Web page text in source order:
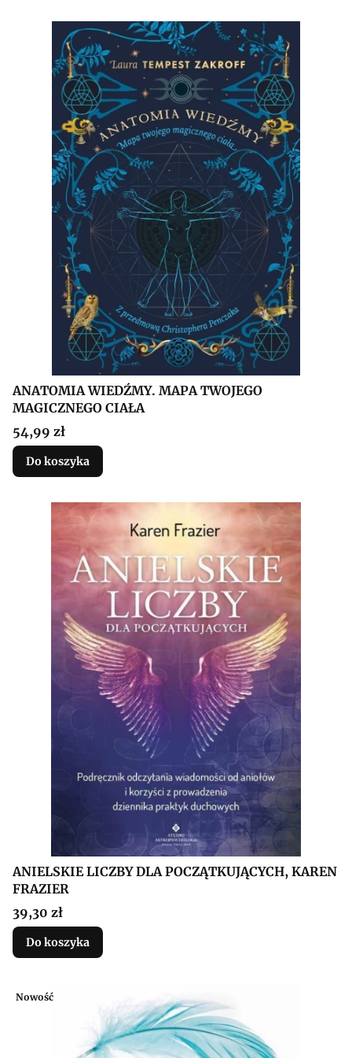
ANATOMIA WIEDŹMY. MAPA TWOJEGO
MAGICZNEGO CIAŁA
Cena
54,99 zł
Do koszyka
ANIELSKIE LICZBY DLA POCZĄTKUJĄCYCH, KAREN
FRAZIER
Cena
39,30 zł
Do koszyka
Nowość